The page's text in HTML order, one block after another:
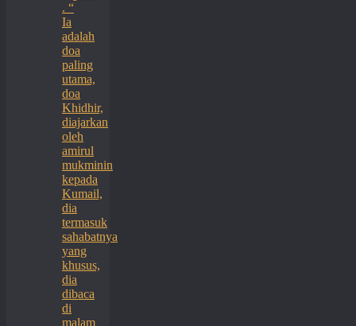
. “
Ia
adalah
doa
paling
utama,
doa
Khidhir,
diajarkan
oleh
amirul
mukminin
kepada
Kumail,
dia
termasuk
sahabatnya
yang
khusus,
dia
dibaca
di
malam